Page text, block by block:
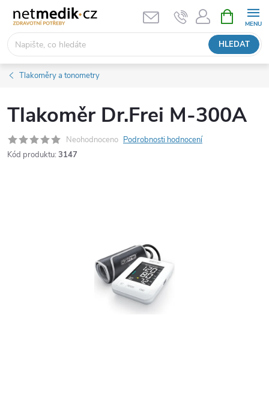
obsah
HLEDAT
NÁKUPNÍ
KOŠÍK
Tlakoměry a tonometry
Tlakoměr Dr.Frei M-300A
Neohodnoceno Podrobnosti hodnocení
Kód produktu: 3147